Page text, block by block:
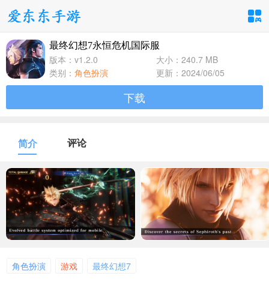
手游分类
卡牌回合
1百+款手游
1百+款手游
体育竞速
1百+款手游
冒险解谜
1百+款手游
模拟经营
1百+款手游
音乐舞蹈
1百+款手游
儿童教育
1百+款手游
最终幻想7永恒危机国际服
版本：v1.2.0
大小：240.7 MB
类别： 角色扮演 更新：2024/06/05
下载
简介 评论
角色扮演 游戏 最终幻想7